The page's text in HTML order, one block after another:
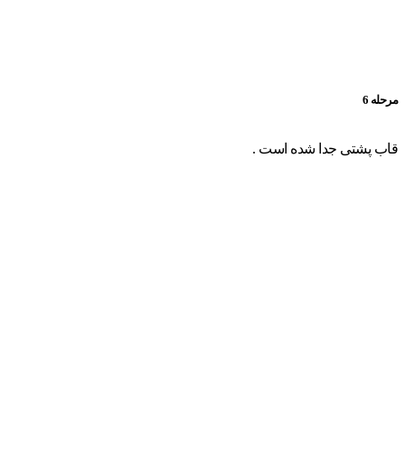
مرحله 6
قاب پشتی جدا شده است .